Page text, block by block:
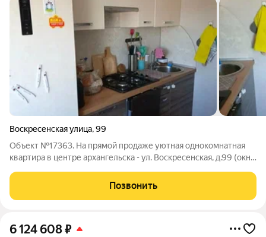
Воскресенская улица,99
Объект №17363. На прямой продаже уютная однокомнатная
квартира в центре архангельска - ул. Воскресенская, д.99 (окна
где расположено спальное место. два встроенных шкафа
(коридор и
Позвонить
6 124 608₽